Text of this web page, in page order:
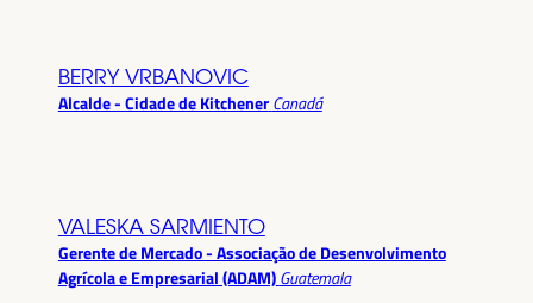
BERRY VRBANOVIC
Alcalde - Cidade de Kitchener Canadá
VALESKA SARMIENTO
Gerente de Mercado - Associação de Desenvolvimento
Agrícola e Empresarial (ADAM) Guatemala